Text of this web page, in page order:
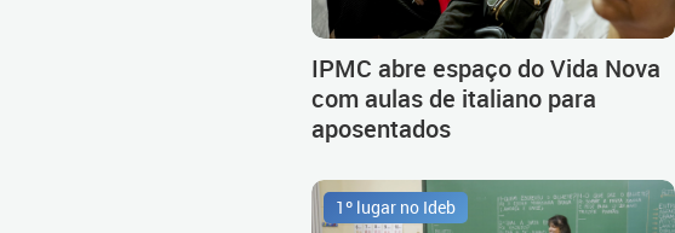
IPMC abre espaço do Vida Nova
com aulas de italiano para
aposentados
1º lugar no Ideb